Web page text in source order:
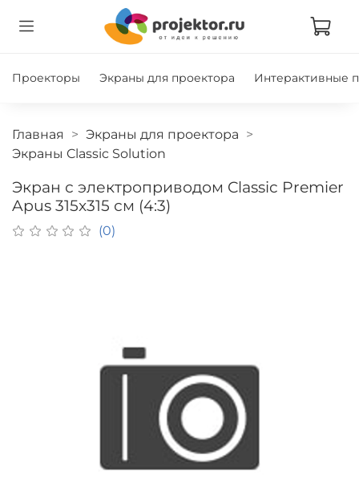
Проекторы Экраны для проектора Интерактивные
Главная
Экраны для проектора
Экраны Classic Solution
Экран с электроприводом Classic Premier
Apus 315x315 см (4:3)
(0)